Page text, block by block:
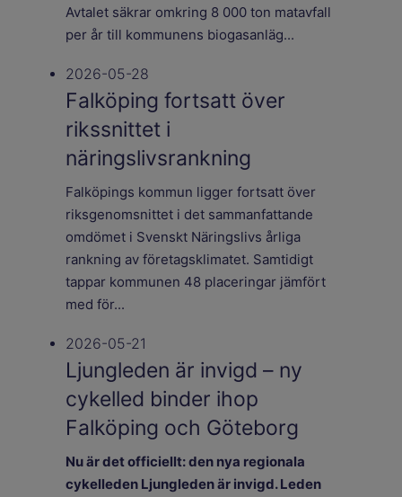
Avtalet säkrar omkring 8 000 ton matavfall
per år till kommunens biogasanläg...
2026-05-28
Falköping fortsatt över
rikssnittet i
näringslivsrankning
Falköpings kommun ligger fortsatt över
riksgenomsnittet i det sammanfattande
omdömet i Svenskt Näringslivs årliga
rankning av företagsklimatet. Samtidigt
tappar kommunen 48 placeringar jämfört
med för...
2026-05-21
Ljungleden är invigd – ny
cykelled binder ihop
Falköping och Göteborg
Nu är det officiellt: den nya regionala
cykelleden Ljungleden är invigd. Leden